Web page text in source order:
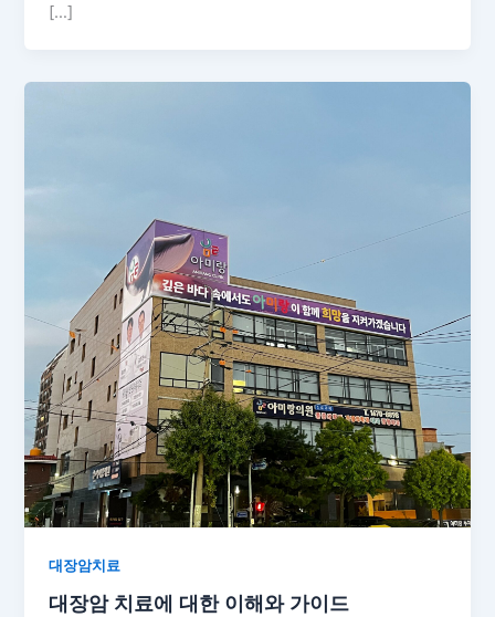
[…]
대장암치료
대장암 치료에 대한 이해와 가이드